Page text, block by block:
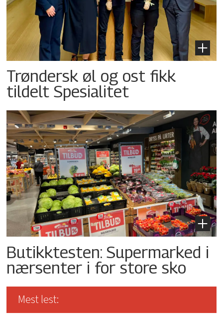
Trøndersk øl og ost fikk
tildelt Spesialitet
Butikktesten: Supermarked i
nærsenter i for store sko
Mest lest: